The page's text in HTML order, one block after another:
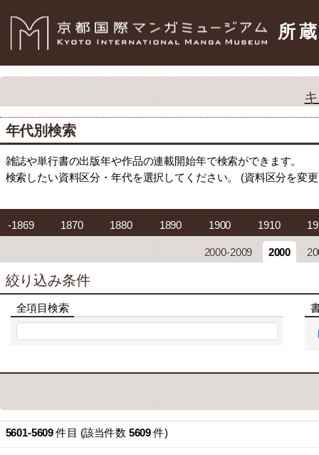
所
年代別検索
雑誌や単行書の出版年や作品の連載開始年で検索ができます。
検索したい資料区分・年代を選択してください。 (資料区分を変
-1869 1870 1880 1890 1900 1910
2000-2009 2000
絞り込み条件
全項目検索
5601-5609件目 (該当件数 5609件)